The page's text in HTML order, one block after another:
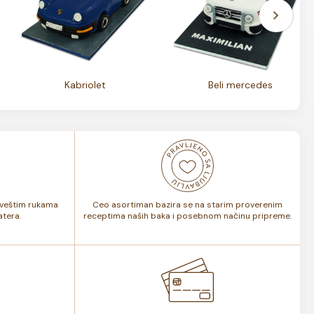
Kabriolet Beli mercedes
rukama
Ceo asortiman bazira se na starim proverenim
receptima naših baka i posebnom načinu pripreme.